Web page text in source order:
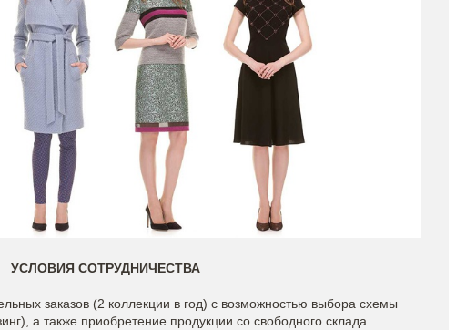
УСЛОВИЯ СОТРУДНИЧЕСТВА
заказов (2 коллекции в год) с возможностью выбора схемы
а также приобретение продукции со свободного склада